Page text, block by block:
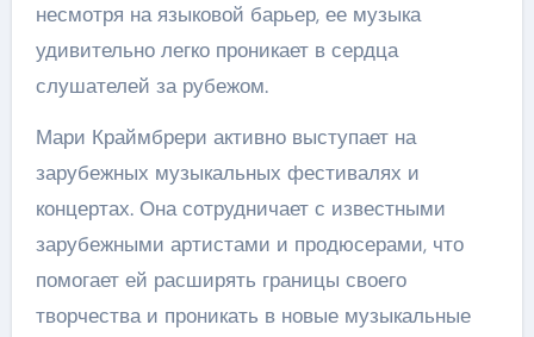
несмотря на языковой барьер, ее музыка
удивительно легко проникает в сердца
слушателей за рубежом.
Мари Краймбрери активно выступает на
зарубежных музыкальных фестивалях и
концертах. Она сотрудничает с известными
зарубежными артистами и продюсерами, что
помогает ей расширять границы своего
творчества и проникать в новые музыкальные